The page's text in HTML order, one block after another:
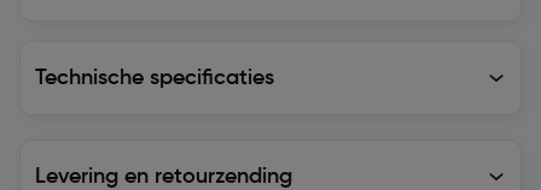
Technische specificaties
Levering en retourzending